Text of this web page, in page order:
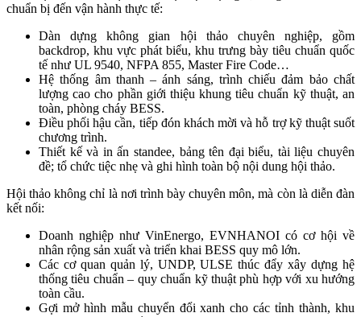
chuẩn bị đến vận hành thực tế:
Dàn dựng không gian hội thảo chuyên nghiệp, gồm
backdrop, khu vực phát biểu, khu trưng bày tiêu chuẩn quốc
tế như UL 9540, NFPA 855, Master Fire Code…
Hệ thống âm thanh – ánh sáng, trình chiếu đảm bảo chất
lượng cao cho phần giới thiệu khung tiêu chuẩn kỹ thuật, an
toàn, phòng cháy BESS.
Điều phối hậu cần, tiếp đón khách mời và hỗ trợ kỹ thuật suốt
chương trình.
Thiết kế và in ấn standee, bảng tên đại biểu, tài liệu chuyên
đề; tổ chức tiệc nhẹ và ghi hình toàn bộ nội dung hội thảo.
Hội thảo không chỉ là nơi trình bày chuyên môn, mà còn là diễn đàn
kết nối:
Doanh nghiệp như VinEnergo, EVNHANOI có cơ hội về
nhân rộng sản xuất và triển khai BESS quy mô lớn.
Các cơ quan quản lý, UNDP, ULSE thúc đẩy xây dựng hệ
thống tiêu chuẩn – quy chuẩn kỹ thuật phù hợp với xu hướng
toàn cầu.
Gợi mở hình mẫu chuyển đổi xanh cho các tỉnh thành, khu